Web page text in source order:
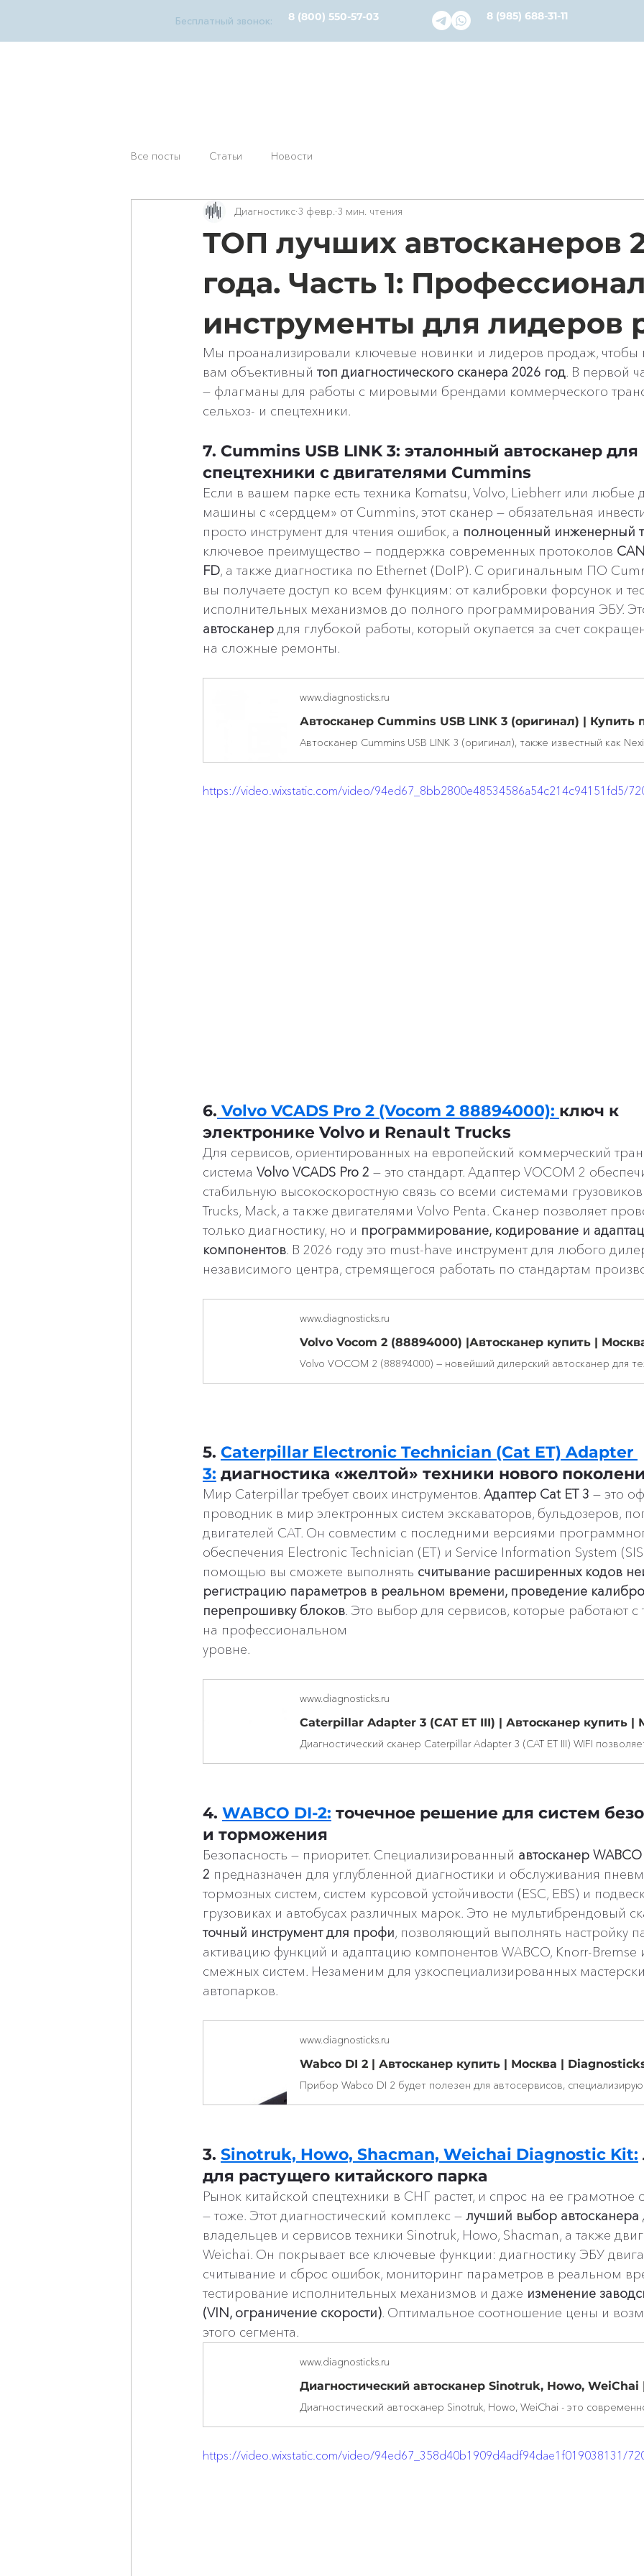
Бесплатный звонок: 8 (800) 550-57-03 8 (985) 688-31-11
Все посты Статьи Новости
ТОП лучших автосканеров
года. Часть 1:
инструменты для лидеров
Диагностикс 3 февр. 3 мин. чтения
Мы проанализировали ключевые новинки и лидеров продаж, чтобы
вам объективный топ диагностического сканера 2026 год. В первой
— флагманы для работы с мировыми брендами коммерческого
сельхоз- и спецтехники.
7. Cummins USB LINK 3: эталонный автосканер для
спецтехники с двигателями Cummins
Если в вашем парке есть техника Komatsu, Volvo, Liebherr или любые
машины с «сердцем» от Cummins, этот сканер — обязательная
просто инструмент для чтения ошибок, а полноценный инженерный
ключевое преимущество — поддержка современных протоколов
FD, а также диагностика по Ethernet (DoIP). С оригинальным ПО
вы получаете доступ ко всем функциям: от калибровки форсунок и
исполнительных механизмов до полного программирования ЭБУ.
автосканер для глубокой работы, который окупается за счет
на сложные ремонты.
www.diagnosticks.ru
https://video.wixstatic.com/video/94ed67_8bb2800e48534586a54c214c94151fd5/
6. Volvo VCADS Pro 2 (Vocom 2 88894000): ключ к
электронике Volvo и Renault Trucks
Для сервисов, ориентированных на европейский коммерческий
система Volvo VCADS Pro 2 — это стандарт. Адаптер VOCOM 2
стабильную высокоскоростную связь со всеми системами
Trucks, Mack, а также двигателями Volvo Penta. Сканер позволяет
только диагностику, но и программирование, кодирование и
компонентов. В 2026 году это must-have инструмент для любого
независимого центра, стремящегося работать по стандартам
www.diagnosticks.ru
5. Caterpillar Electronic Technician (Cat ET) Adapter
3: диагностика «желтой» техники нового
Мир Caterpillar требует своих инструментов. Адаптер Cat ET 3 — это
проводник в мир электронных систем экскаваторов, бульдозеров,
двигателей CAT. Он совместим с последними версиями
обеспечения Electronic Technician (ET) и Service Information System
помощью вы сможете выполнять считывание расширенных кодов
регистрацию параметров в реальном времени, проведение
перепрошивку блоков. Это выбор для сервисов, которые работают с
на профессиональном
уровне.
www.diagnosticks.ru
Caterpillar Adapter 3 (CAT ET III) | Автосканер купить |
4. WABCO DI-2: точечное решение для систем
и торможения
Безопасность — приоритет. Специализированный автосканер
2 предназначен для углубленной диагностики и обслуживания
тормозных систем, систем курсовой устойчивости (ESC, EBS) и
грузовиках и автобусах различных марок. Это не мультибрендовый
точный инструмент для профи, позволяющий выполнять настройку
активацию функций и адаптацию компонентов WABCO, Knorr-Bremse
смежных систем. Незаменим для узкоспециализированных
автопарков.
www.diagnosticks.ru
Wabco DI 2 | Автосканер купить | Москва |
3. Sinotruk, Howo, Shacman, Weichai Diagnostic Kit:
для растущего китайского парка
Рынок китайской спецтехники в СНГ растет, и спрос на ее грамотное
— тоже. Этот диагностический комплекс — лучший выбор автосканера
владельцев и сервисов техники Sinotruk, Howo, Shacman, а также
Weichai. Он покрывает все ключевые функции: диагностику ЭБУ
считывание и сброс ошибок, мониторинг параметров в реальном
тестирование исполнительных механизмов и даже изменение
(VIN, ограничение скорости). Оптимальное соотношение цены и
этого сегмента.
www.diagnosticks.ru
https://video.wixstatic.com/video/94ed67_358d40b1909d4adf94dae1f019038131/